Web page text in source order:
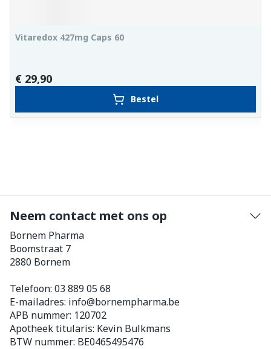
Vitaredox 427mg Caps 60
€ 29,90
Bestel
Neem contact met ons op
Bornem Pharma
Boomstraat 7
2880 Bornem
Telefoon: 03 889 05 68
E-mailadres: info@bornempharma.be
APB nummer: 120702
Apotheek titularis: Kevin Bulkmans
BTW nummer: BE0465495476